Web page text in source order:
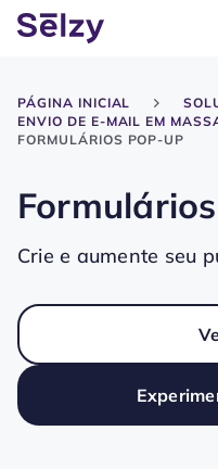
PÁGINA INICIAL
ENVIO DE E-MAIL EM
FORMULÁRIOS POP-UP
Crie e aumente seu